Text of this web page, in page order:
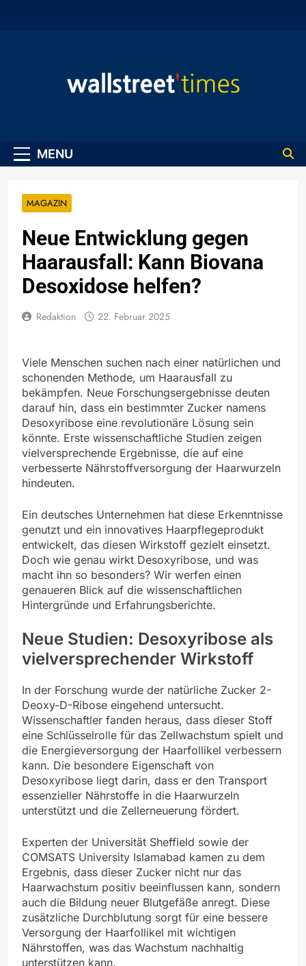
MENU
MAGAZIN
Neue Entwicklung gegen
Haarausfall: Kann Biovana
Desoxidose helfen?
Redaktion 22. Februar 2025
Viele Menschen suchen nach einer natürlichen und
schonenden Methode, um Haarausfall zu
bekämpfen. Neue Forschungsergebnisse deuten
darauf hin, dass ein bestimmter Zucker namens
Desoxyribose eine revolutionäre Lösung sein
könnte. Erste wissenschaftliche Studien zeigen
vielversprechende Ergebnisse, die auf eine
verbesserte Nährstoffversorgung der Haarwurzeln
hindeuten.
Ein deutsches Unternehmen hat diese Erkenntnisse
genutzt und ein innovatives Haarpflegeprodukt
entwickelt, das diesen Wirkstoff gezielt einsetzt.
Doch wie genau wirkt Desoxyribose, und was
macht ihn so besonders? Wir werfen einen
genaueren Blick auf die wissenschaftlichen
Hintergründe und Erfahrungsberichte.
Neue Studien: Desoxyribose als
vielversprechender Wirkstoff
In der Forschung wurde der natürliche Zucker 2-
Deoxy-D-Ribose eingehend untersucht.
Wissenschaftler fanden heraus, dass dieser Stoff
eine Schlüsselrolle für das Zellwachstum spielt und
die Energieversorgung der Haarfollikel verbessern
kann. Die besondere Eigenschaft von
Desoxyribose liegt darin, dass er den Transport
essenzieller Nährstoffe in die Haarwurzeln
unterstützt und die Zellerneuerung fördert.
Experten der Universität Sheffield sowie der
COMSATS University Islamabad kamen zu dem
Ergebnis, dass dieser Zucker nicht nur das
Haarwachstum positiv beeinflussen kann, sondern
auch die Bildung neuer Blutgefäße anregt. Diese
zusätzliche Durchblutung sorgt für eine bessere
Versorgung der Haarfollikel mit wichtigen
Nährstoffen, was das Wachstum nachhaltig
unterstützen kann.